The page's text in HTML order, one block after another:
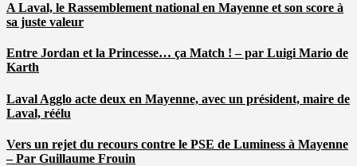
A Laval, le Rassemblement national en Mayenne et son score à
sa juste valeur
Entre Jordan et la Princesse… ça Match ! – par Luigi Mario de
Karth
Laval Agglo acte deux en Mayenne, avec un président, maire de
Laval, réélu
Vers un rejet du recours contre le PSE de Luminess à Mayenne
– Par Guillaume Frouin